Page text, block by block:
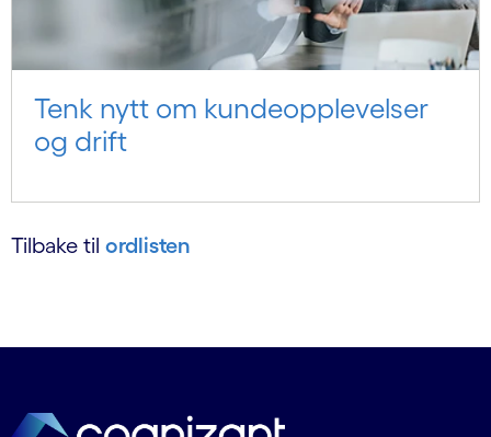
Tenk nytt om kundeopplevelser
og drift
Tilbake til ordlisten